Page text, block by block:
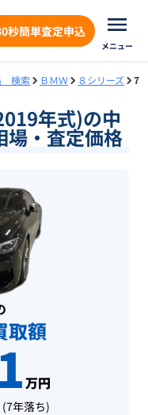
秒簡単査定申込
メニュー
検索 ＢＭＷ ８シリーズ 7
年式)の中
場・査定価格
取額
万円
(7年落ち)